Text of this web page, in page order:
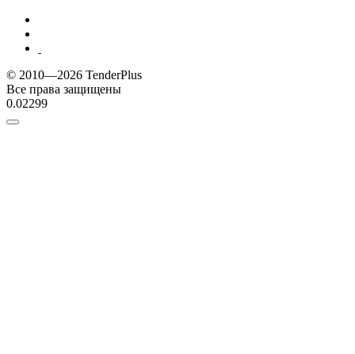
© 2010—2026 TenderPlus
Все права защищены
0.02299